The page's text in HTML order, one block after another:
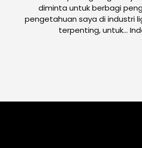
diminta untuk berbagi
pengetahuan saya di industri
terpenting, untuk...